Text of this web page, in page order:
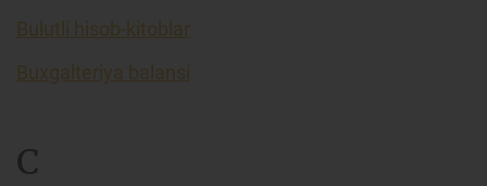
Bulutli hisob-kitoblar
Buxgalteriya balansi
C